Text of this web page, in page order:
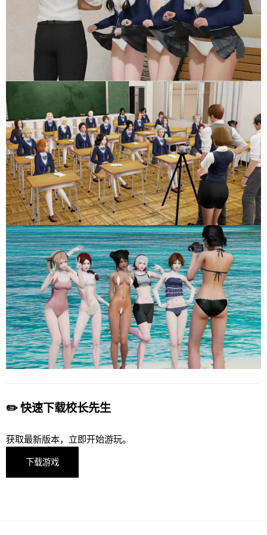
✏️ 快速下载校长先生
获取最新版本，立即开始游玩。
下载游戏